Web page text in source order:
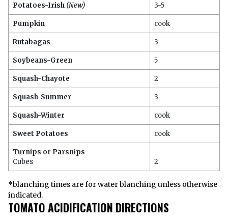
Potatoes-Irish (New) 3-5
Pumpkin cook
Rutabagas 3
Soybeans-Green 5
Squash-Chayote 2
Squash-Summer 3
Squash-Winter cook
Sweet Potatoes cook
Turnips or Parsnips
Cubes
2
*blanching times are for water blanching unless otherwise
indicated.
TOMATO ACIDIFICATION DIRECTIONS